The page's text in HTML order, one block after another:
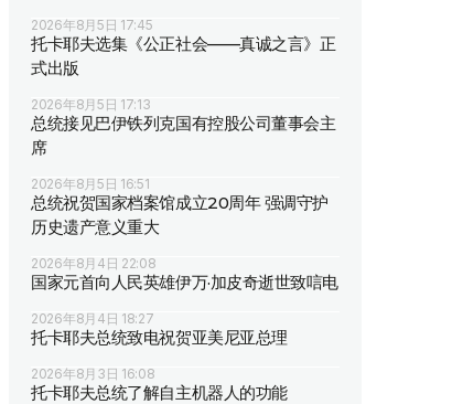
2026年8月5日 17:45
托卡耶夫选集《公正社会——真诚之言》正
式出版
2026年8月5日 17:13
总统接见巴伊铁列克国有控股公司董事会主
席
2026年8月5日 16:51
总统祝贺国家档案馆成立20周年 强调守护
历史遗产意义重大
2026年8月4日 22:08
国家元首向人民英雄伊万·加皮奇逝世致唁电
2026年8月4日 18:27
托卡耶夫总统致电祝贺亚美尼亚总理
2026年8月3日 16:08
托卡耶夫总统了解自主机器人的功能